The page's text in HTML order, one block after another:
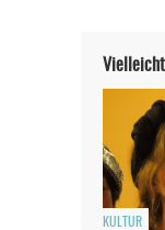
KULTUR